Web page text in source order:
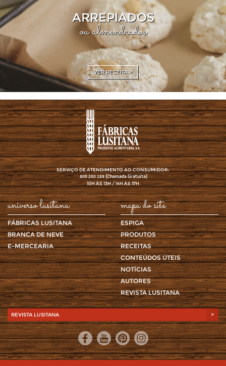
ARREPIADOS
ou almendrados
VER RECEITA >
SERVIÇO DE ATENDIMENTO AO CONSUMIDOR:
800 200 189(Chamada Gratuita)
10H ÀS 13H / 14H ÀS 17H
universo lusitana
FÁBRICAS LUSITANA
BRANCA DE NEVE
E-MERCEARIA
mapa do site
ESPIGA
PRODUTOS
RECEITAS
CONTEÚDOS ÚTEIS
NOTÍCIAS
AUTORES
REVISTA LUSITANA
REVISTA LUSITANA >